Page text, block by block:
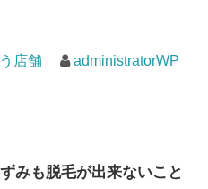
店舗 administratorWP
みも脱毛が出来ないこと